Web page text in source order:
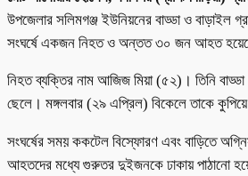
উপজেলার সলিমগঞ্জ ইউনিয়নের বাড্ডা ও বাড়াইল
সংঘর্ষে একজন নিহত ও অন্তত ৩০ জন আহত
নিহত ব্যক্তির নাম আজিজ মিয়া (৫২)। তিনি বাড্ডা
ছেলে। মঙ্গলবার (২৯ এপ্রিল) বিকেলে তাকে
সংঘর্ষের সময় ককটেল বিস্ফোরণ এবং বাড়িতে
আহতদের মধ্যে গুরুতর দুইজনকে ঢাকায় পাঠানো